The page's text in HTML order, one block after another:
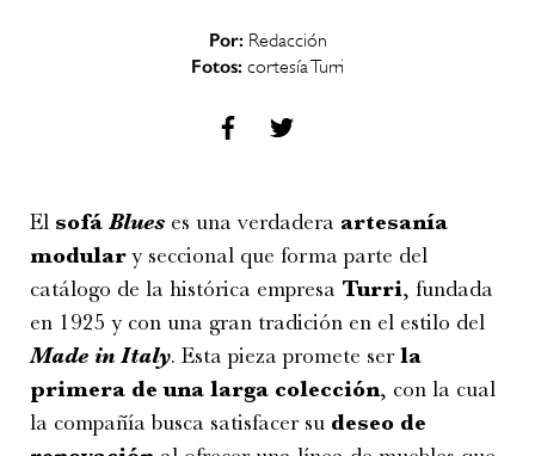
Por: Redacción
Fotos: cortesía Turri
El sofá Blues es una verdadera artesanía
modulary seccional que forma parte del
catálogo de la histórica empresa Turri, fundada
en 1925 y con una gran tradición en el estilo del
Made in Italy. Esta pieza promete ser la
primera de una larga colección, con la cual
la compañía busca satisfacer su deseo de